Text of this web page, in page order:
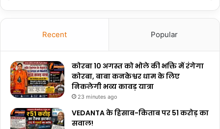
Recent Popular
कोरबा 10 अगस्त को भोले की भक्ति में रंगेगा
कोरबा, बाबा कनकेश्वर धाम के लिए
निकलेगी भव्य कावड़ यात्रा
23 minutes ago
VEDANTA के हिसाब-किताब पर ₹51 करोड़ का
सवाल!